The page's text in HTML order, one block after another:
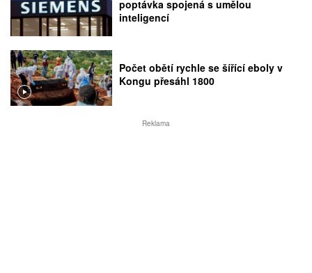
poptávka spojená s umělou
inteligencí
Počet obětí rychle se šířící eboly v
Kongu přesáhl 1800
Reklama